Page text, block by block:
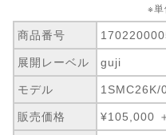
※
商品番号
展開レーベル guji
モデル 1SMC26K/
販売価格 ¥105,000